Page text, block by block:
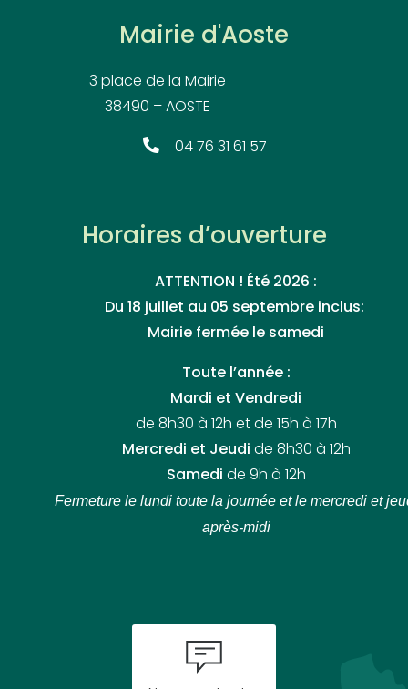
Mairie d'Aoste
3 place de la Mairie
38490 – AOSTE
04 76 31 61 57
Horaires d’ouverture
ATTENTION ! Été 2026 :
Du 18 juillet au 05 septembre inclus:
Mairie fermée le samedi
Toute l’année :
Mardi et Vendredi
de 8h30 à 12h et de 15h à 17h
Mercredi et Jeudi de 8h30 à 12h
Samedi de 9h à 12h
Fermeture le lundi toute la journée et le mercredi et
après-midi